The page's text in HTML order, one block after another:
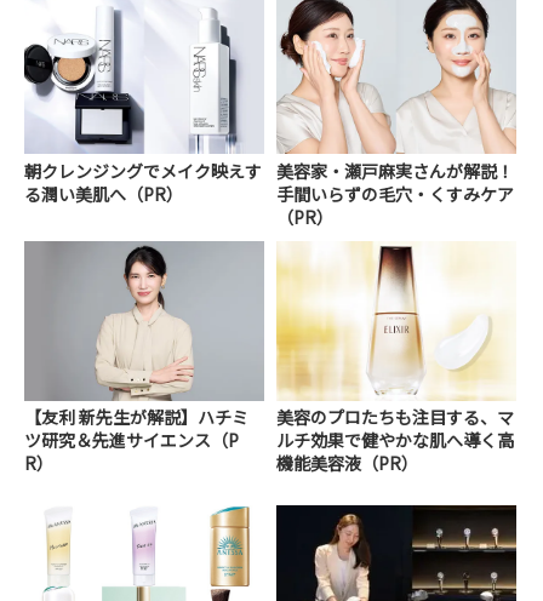
朝クレンジングでメイク映えす
る潤い美肌へ（PR）
美容家・瀬戸麻実さんが解説！
手間いらずの毛穴・くすみケア
（PR）
【友利 新先生が解説】ハチミ
ツ研究＆先進サイエンス（P
R）
美容のプロたちも注目する、マ
ルチ効果で健やかな肌へ導く高
機能美容液（PR）